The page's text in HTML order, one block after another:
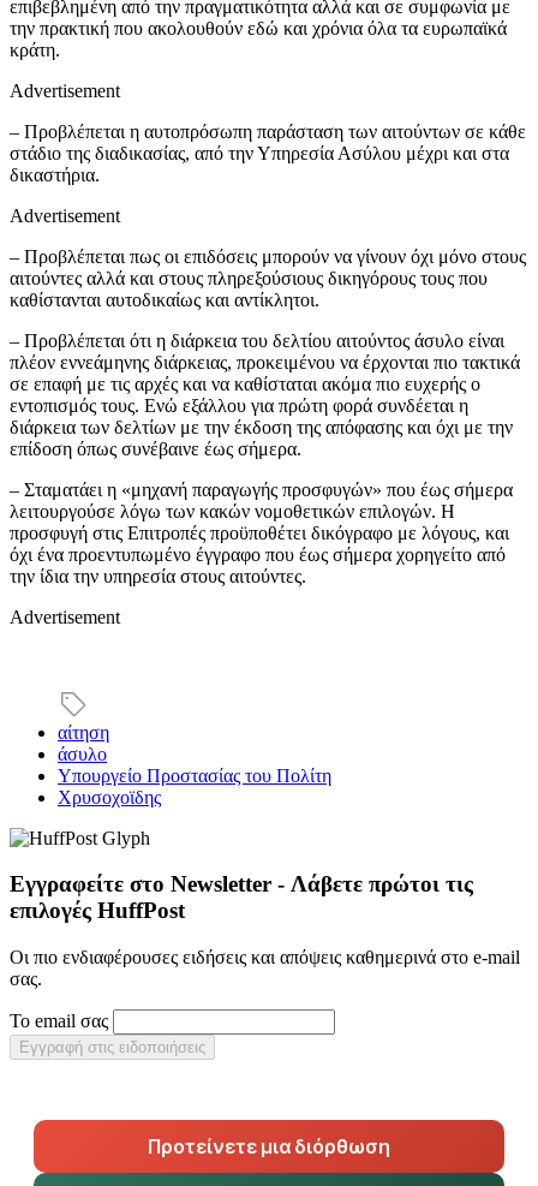
επιβεβλημένη από την πραγματικότητα αλλά και σε συμφωνία με
την πρακτική που ακολουθούν εδώ και χρόνια όλα τα ευρωπαϊκά
κράτη.
Advertisement
– Προβλέπεται η αυτοπρόσωπη παράσταση των αιτούντων σε κάθε
στάδιο της διαδικασίας, από την Υπηρεσία Ασύλου μέχρι και στα
δικαστήρια.
Advertisement
– Προβλέπεται πως οι επιδόσεις μπορούν να γίνουν όχι μόνο στους
αιτούντες αλλά και στους πληρεξούσιους δικηγόρους τους που
καθίστανται αυτοδικαίως και αντίκλητοι.
– Προβλέπεται ότι η διάρκεια του δελτίου αιτούντος άσυλο είναι
πλέον εννεάμηνης διάρκειας, προκειμένου να έρχονται πιο τακτικά
σε επαφή με τις αρχές και να καθίσταται ακόμα πιο ευχερής ο
εντοπισμός τους. Ενώ εξάλλου για πρώτη φορά συνδέεται η
διάρκεια των δελτίων με την έκδοση της απόφασης και όχι με την
επίδοση όπως συνέβαινε έως σήμερα.
– Σταματάει η «μηχανή παραγωγής προσφυγών» που έως σήμερα
λειτουργούσε λόγω των κακών νομοθετικών επιλογών. Η
προσφυγή στις Επιτροπές προϋποθέτει δικόγραφο με λόγους, και
όχι ένα προεντυπωμένο έγγραφο που έως σήμερα χορηγείτο από
την ίδια την υπηρεσία στους αιτούντες.
Advertisement
αίτηση
άσυλο
Υπουργείο Προστασίας του Πολίτη
Χρυσοχοϊδης
Εγγραφείτε στο Newsletter - Λάβετε πρώτοι τις
επιλογές HuffPost
Οι πιο ενδιαφέρουσες ειδήσεις και απόψεις καθημερινά στο e-mail
σας.
Το email σας
Εγγραφή στις ειδοποιήσεις
Προτείνετε μια διόρθωση